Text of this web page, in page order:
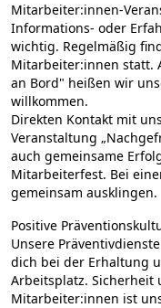
Mitarbeiter:innen-
Informations- oder
wichtig. Regelmäßig
Mitarbeiter:innen statt.
an Bord" heißen wir
willkommen.
Direkten Kontakt mit
Veranstaltung
auch gemeinsame
Mitarbeiterfest. Bei
gemeinsam ausklingen.
Positive
Unsere
dich bei der Erhaltung
Arbeitsplatz. Sicherheit
Mitarbeiter:innen ist